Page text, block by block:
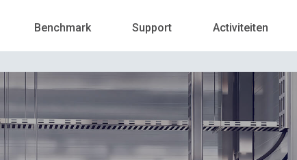
Benchmark Support Activiteiten